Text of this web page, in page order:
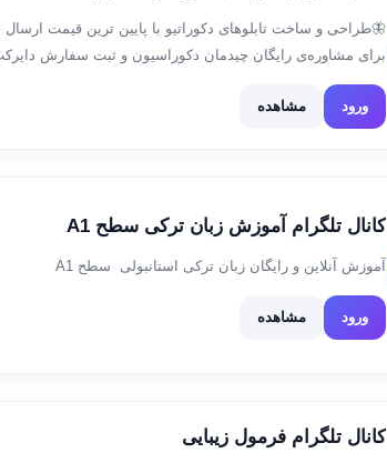
🦋طراحی و ساخت تابلوهای دکوراتیو با پایین ترین قیمت
برای مشاوره‌ی رایگان چیدمان دکوراسیون و ثبت سفارش دایرکت
با شماره‌‌های زیر تماس بگیرید💛 📱۰۹۰۰۱۰۵۰۲۰۶ 📞۰۹۰۱۲۸۱۲۹۰۸ ورود […]
ورود
مشاهده
کانال تلگرام آموزش زبان ترکی سطح A1
آموزش آنلاین و رایگان زبان ترکی استانبولی سطح A1
ورود مشاهده
کانال تلگرام فرمول زیبایی